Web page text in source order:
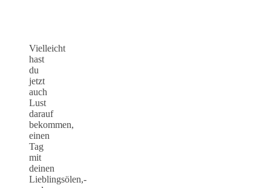
Vielleicht
hast
du
jetzt
auch
Lust
darauf
bekommen,
einen
Tag
mit
deinen
Lieblingsölen,-